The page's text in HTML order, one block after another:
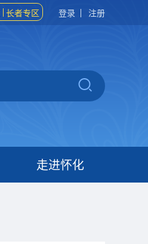
长者专区 登录 注册
走进怀化